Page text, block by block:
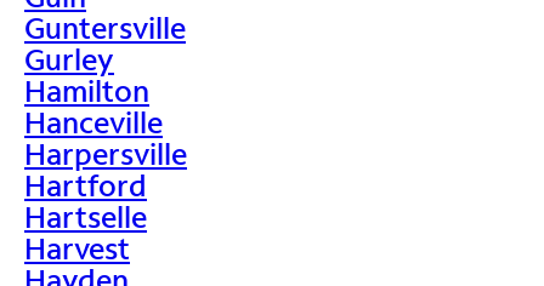
Guntersville
Gurley
Hamilton
Hanceville
Harpersville
Hartford
Hartselle
Harvest